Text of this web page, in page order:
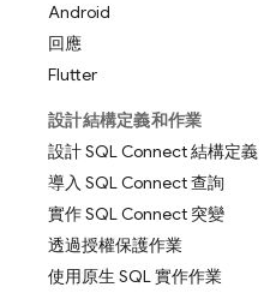
Android
回應
Flutter
設計結構定義和作業
設計 SQL Connect 結構定義
導入 SQL Connect 查詢
實作 SQL Connect 突變
透過授權保護作業
使用原生 SQL 實作作業